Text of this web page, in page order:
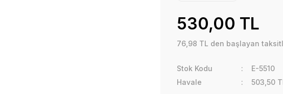
530,00 TL
76,98 TL den başlayan
Stok Kodu
E-5510
Havale
503,50